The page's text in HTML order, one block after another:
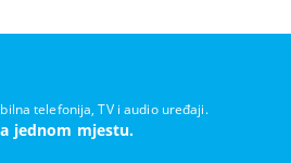
telefonija, TV i audio uređaji.
jednom mjestu.